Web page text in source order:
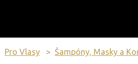
Pro Vlasy Šampóny, Masky a